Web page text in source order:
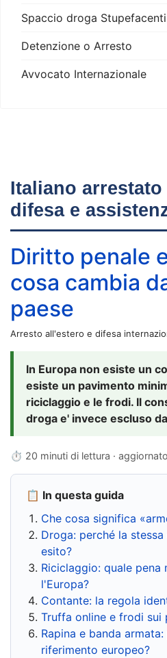
Spaccio droga Stupefacenti
Detenzione o Arresto
Avvocato Internazionale
Italiano
difesa e
Diritto penale
cosa cambia
paese
Arresto all'estero e difesa
In Europa non esiste un
esiste un pavimento
riciclaggio e le frodi. Il
droga e' invece escluso
⏱ 20 minuti di lettura ·
📋 In questa guida
Che cosa significa
Droga: perché la
esito?
Riciclaggio: quale pena
l'Europa?
Contante: la regola
Truffa online e frodi sui
Rapina e banda
riferimento europeo?